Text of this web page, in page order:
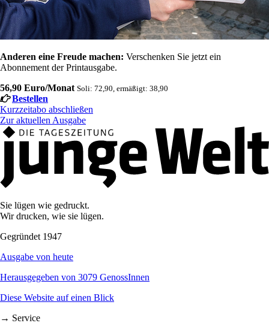
Anderen eine Freude machen: Verschenken Sie jetzt ein
Abonnement der Printausgabe.
56,90 Euro/Monat Soli: 72,90, ermäßigt: 38,90
Bestellen
Kurzzeitabo abschließen
Zur aktuellen Ausgabe
Sie lügen wie gedruckt.
Wir drucken, wie sie lügen.
Gegründet 1947
Ausgabe von heute
Herausgegeben von 3079 GenossInnen
Diese Website auf einen Blick
→ Service